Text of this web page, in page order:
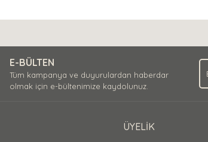
E-BÜLTEN
Tüm kampanya ve duyurulardan haberdar
olmak için e-bültenimize kaydolunuz.
ÜYELİK